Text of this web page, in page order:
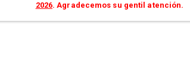
2026. Agradecemos su gentil atención.